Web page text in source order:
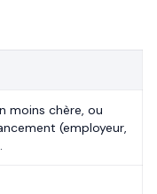
moins chère, ou
(employeur,